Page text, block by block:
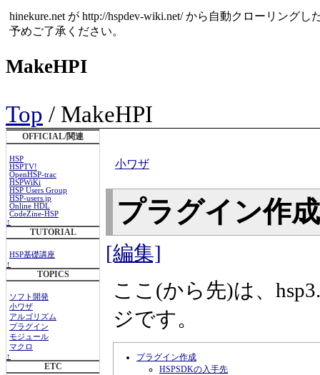
hinekure.net が http://hspdev-wiki.net/ から自動クローリング
予めご了承ください。
MakeHPI
Top / MakeHPI
OFFICIAL/関連
HSP
HSPTV!
OpenHSP-trac
HSPWiKi
HSP Users Group
HSP-users.jp
Online HDL
CodeZine-HSP
↑
TUTORIAL
HSP基礎講座
↑
TOPICS
ソフト開発
小ワザ
アルゴリズム
プラグイン
モジュール
マクロ
↑
ETC
小ワザ
プラグイン作
[編集]
ここ(から先)は、
ジです。
プラグイン作成
HSPSDKの入手先